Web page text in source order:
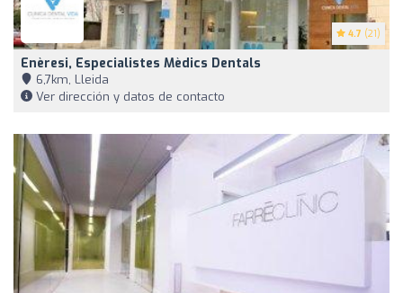
4.7 (21)
Enèresi, Especialistes Mèdics Dentals
6,7km, Lleida
Ver dirección y datos de contacto